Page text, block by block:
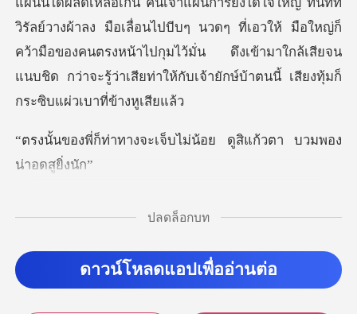
เติมเงิน
ประวัติการอ่าน
ดาวน์โหลดแอป
ีบๆ นวดๆ ที่เอวให้ มือใหญ่ก็
คว้ามือของคนตรงหน้าไปกุมไว้มั่น ดึงเข้ามาใกล้เสียจน
แนบชิด
จะเจ็บไม่น้อย ดูสิแก้ว
ปลดล็อกบท
ดาวน์โหลดแอปเพื่ออ่านต่อ